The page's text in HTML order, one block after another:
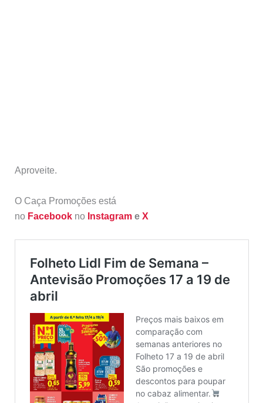
Aproveite.
O Caça Promoções está
no Facebook no Instagrame X